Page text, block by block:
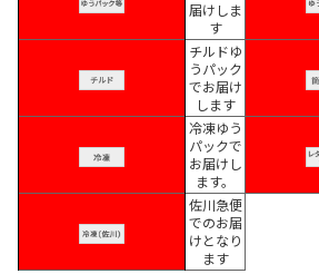
届けしま
す
チルドゆ
うパック
でお届け
します
冷凍ゆう
パックで
お届けし
ます。
佐川急便
でのお届
けとなり
ます